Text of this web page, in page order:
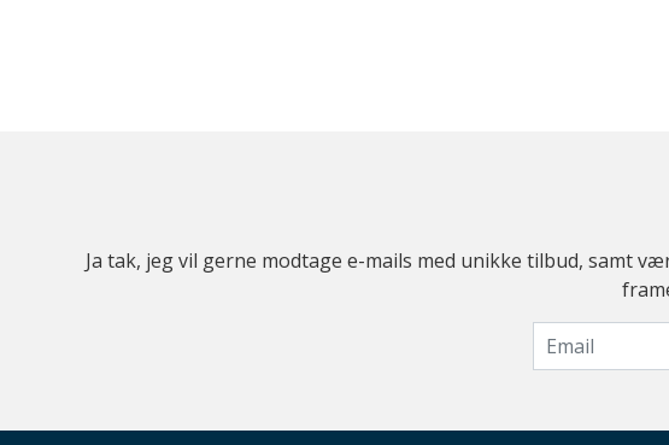
Ja tak, jeg vil gerne modtage e-mails med unikke tilbud, samt